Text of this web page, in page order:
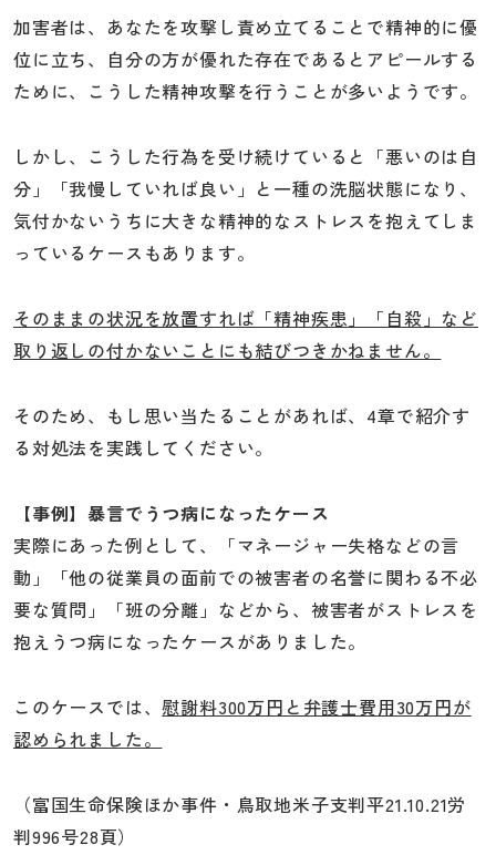
加害者は、あなたを攻撃し責め立てることで精神的に優
位に立ち、自分の方が優れた存在であるとアピールする
ために、こうした精神攻撃を行うことが多いようです。
しかし、こうした行為を受け続けていると「悪いのは自
分」「我慢していれば良い」と一種の洗脳状態になり、
気付かないうちに大きな精神的なストレスを抱えてしま
っているケースもあります。
そのままの状況を放置すれば「精神疾患」「自殺」など
取り返しの付かないことにも結びつきかねません。
そのため、もし思い当たることがあれば、4章で紹介す
る対処法を実践してください。
【事例】暴言でうつ病になったケース
実際にあった例として、「マネージャー失格などの言
動」「他の従業員の面前での被害者の名誉に関わる不必
要な質問」「班の分離」などから、被害者がストレスを
抱えうつ病になったケースがありました。
このケースでは、慰謝料300万円と弁護士費用30万円が
認められました。
（富国生命保険ほか事件・鳥取地米子支判平21.10.21労
判996号28頁）